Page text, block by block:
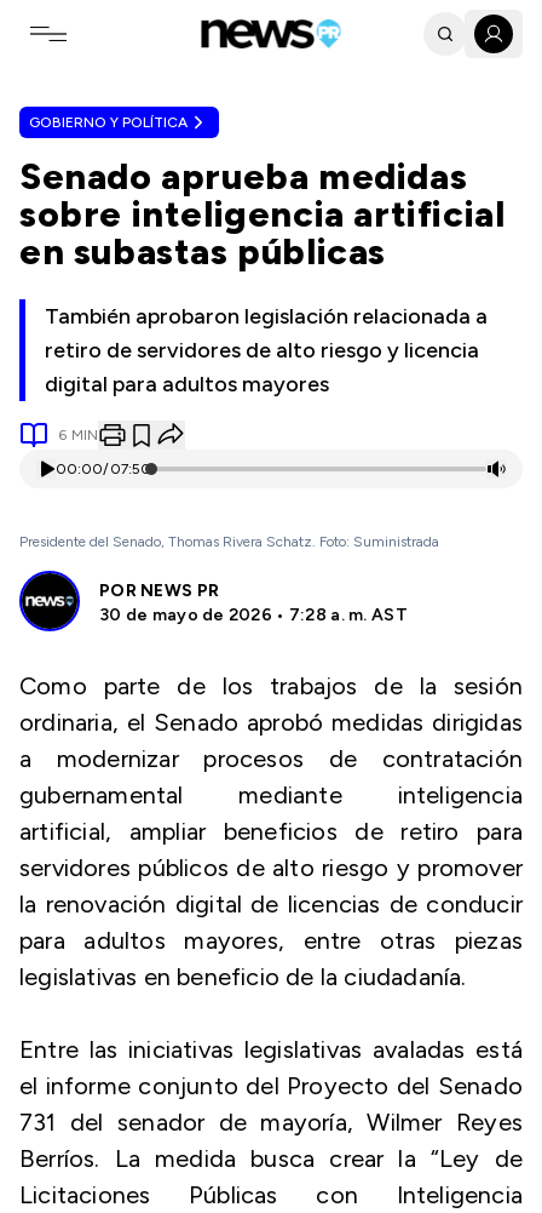
Toggle navigation menu
GOBIERNO Y POLÍTICA
Senado aprueba medidas
sobre inteligencia artificial
en subastas públicas
También aprobaron legislación relacionada a
retiro de servidores de alto riesgo y licencia
digital para adultos mayores
6 MIN
00:00/07:50
Presidente del Senado, Thomas Rivera Schatz. Foto: Suministrada
POR NEWS PR
30 de mayo de 2026 • 7:28 a. m. AST
Como parte de los trabajos de la sesión
ordinaria, el Senado aprobó medidas dirigidas
a modernizar procesos de contratación
gubernamental mediante inteligencia
artificial, ampliar beneficios de retiro para
servidores públicos de alto riesgo y promover
la renovación digital de licencias de conducir
para adultos mayores, entre otras piezas
legislativas en beneficio de la ciudadanía.
Entre las iniciativas legislativas avaladas está
el informe conjunto del Proyecto del Senado
731 del senador de mayoría, Wilmer Reyes
Berríos. La medida busca crear la “Ley de
Licitaciones Públicas con Inteligencia